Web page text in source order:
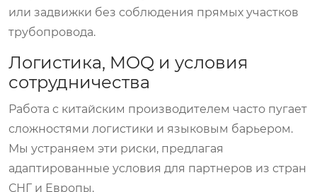
или задвижки без соблюдения прямых участков
трубопровода.
Логистика, MOQ и условия
сотрудничества
Работа с китайским производителем часто пугает
сложностями логистики и языковым барьером.
Мы устраняем эти риски, предлагая
адаптированные условия для партнеров из стран
СНГ и Европы.